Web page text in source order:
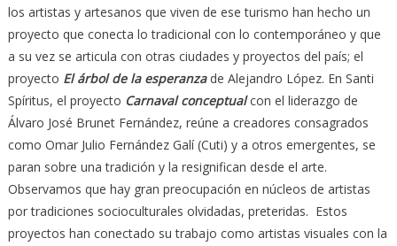
los artistas y artesanos que viven de ese turismo han hecho un
proyecto que conecta lo tradicional con lo contemporáneo y que
a su vez se articula con otras ciudades y proyectos del país; el
proyecto El árbol de la esperanzade Alejandro López. En Santi
Spíritus, el proyecto Carnaval conceptualcon el liderazgo de
Álvaro José Brunet Fernández, reúne a creadores consagrados
como Omar Julio Fernández Galí (Cuti) y a otros emergentes, se
paran sobre una tradición y la resignifican desde el arte.
Observamos que hay gran preocupación en núcleos de artistas
por tradiciones socioculturales olvidadas, preteridas. Estos
proyectos han conectado su trabajo como artistas visuales con la